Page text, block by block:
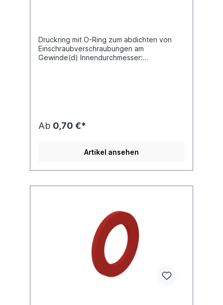
Druckring mit O-Ring zum abdichten von
Einschraubverschraubungen am
Gewinde(d) Innendurchmesser:
Ab 0,70 €*
Artikel ansehen